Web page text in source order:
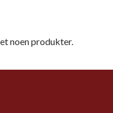
noen produkter.